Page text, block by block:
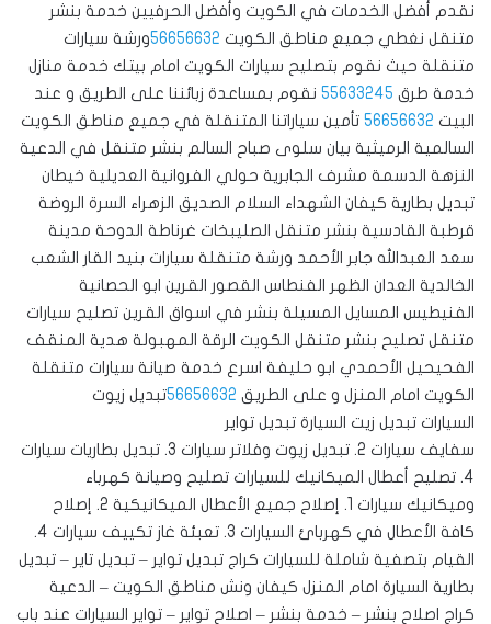
نقدم أفضل الخدمات في الكويت وأفضل الحرفيين خدمة بنشر
متنقل نغطي جميع مناطق الكويت 56656632ورشة سيارات
متنقلة حيث نقوم بتصليح سيارات الكويت امام بيتك خدمة منازل
خدمة طرق 55633245 نقوم بمساعدة زبائننا على الطريق و عند
البيت 56656632 تأمين سياراتنا المتنقلة في جميع مناطق الكويت
السالمية الرميثية بيان سلوى صباح السالم بنشر متنقل في الدعية
النزهة الدسمة مشرف الجابرية حولي الفروانية العديلية خيطان
تبديل بطارية كيفان الشهداء السلام الصديق الزهراء السرة الروضة
قرطبة القادسية بنشر متنقل الصليبخات غرناطة الدوحة مدينة
سعد العبدالله جابر الأحمد ورشة متنقلة سيارات بنيد القار الشعب
الخالدية العدان الظهر الفنطاس القصور القرين ابو الحصانية
الفنيطيس المسايل المسيلة بنشر في اسواق القرين تصليح سيارات
متنقل تصليح بنشر متنقل الكويت الرقة المهبولة هدية المنقف
الفحيحيل الأحمدي ابو حليفة اسرع خدمة صيانة سيارات متنقلة
الكويت امام المنزل و على الطريق 56656632تبديل زيوت
السيارات تبديل زيت السيارة تبديل تواير
سفايف سيارات 2. تبديل زيوت وفلاتر سيارات 3. تبديل بطاريات سيارات
4. تصليح أعطال الميكانيك للسيارات ‎تصليح وصيانة كهرباء
وميكانيك سيارات 1. إصلاح جميع الأعطال الميكانيكية 2. إصلاح
كافة الأعطال في كهربائ السيارات 3. تعبئة غاز تكييف سيارات 4.
القيام بتصفية شاملة للسيارات ‎كراج تبديل تواير – تبديل تاير – تبديل
بطارية السيارة امام المنزل كيفان ونش مناطق الكويت – الدعية
كراج اصلاح بنشر – خدمة بنشر – اصلاح تواير – تواير السيارات عند باب